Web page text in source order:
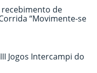
recebimento de
“Movimente-se
Jogos Intercampi do